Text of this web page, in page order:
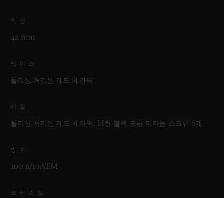
직경
42 mm
케이스
폴리싱 처리된 레드 세라믹
베젤
폴리싱 처리된 레드 세라믹, H형 블랙 도금 티타늄 스크류 6개
방수
100m/10ATM
크리스탈